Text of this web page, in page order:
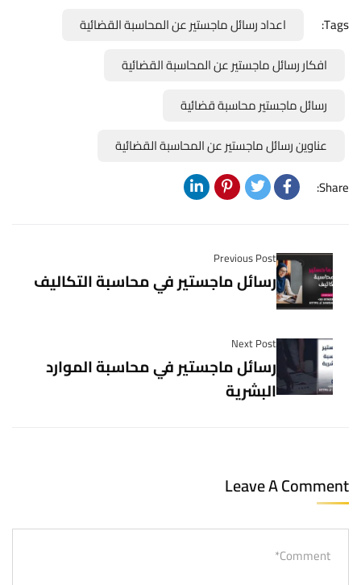
Tags:
اعداد رسائل ماجستير عن المحاسبة القضائية
افكار رسائل ماجستير عن المحاسبة القضائية
رسائل ماجستير محاسبة قضائية
عناوين رسائل ماجستير عن المحاسبة القضائية
Share:
Previous Post
رسائل ماجستير في محاسبة التكاليف
Next Post
رسائل ماجستير في محاسبة الموارد
البشرية
Leave A Comment